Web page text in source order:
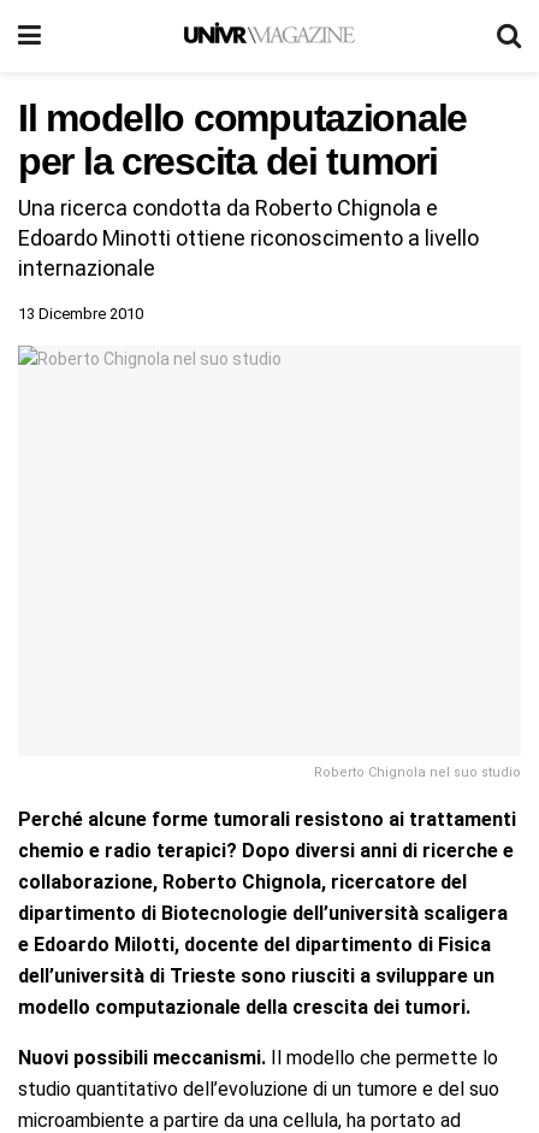
Il modello computazionale
per la crescita dei tumori
Una ricerca condotta da Roberto Chignola e
Edoardo Minotti ottiene riconoscimento a livello
internazionale
13 Dicembre 2010
Roberto Chignola nel suo studio
Perché alcune forme tumorali resistono ai trattamenti
chemio e radio terapici? Dopo diversi anni di ricerche e
collaborazione, Roberto Chignola, ricercatore del
dipartimento di Biotecnologie dell’università scaligera
e Edoardo Milotti, docente del dipartimento di Fisica
dell’università di Trieste sono riusciti a sviluppare un
modello computazionale della crescita dei tumori.
Nuovi possibili meccanismi. Il modello che permette lo
studio quantitativo dell’evoluzione di un tumore e del suo
microambiente a partire da una cellula, ha portato ad